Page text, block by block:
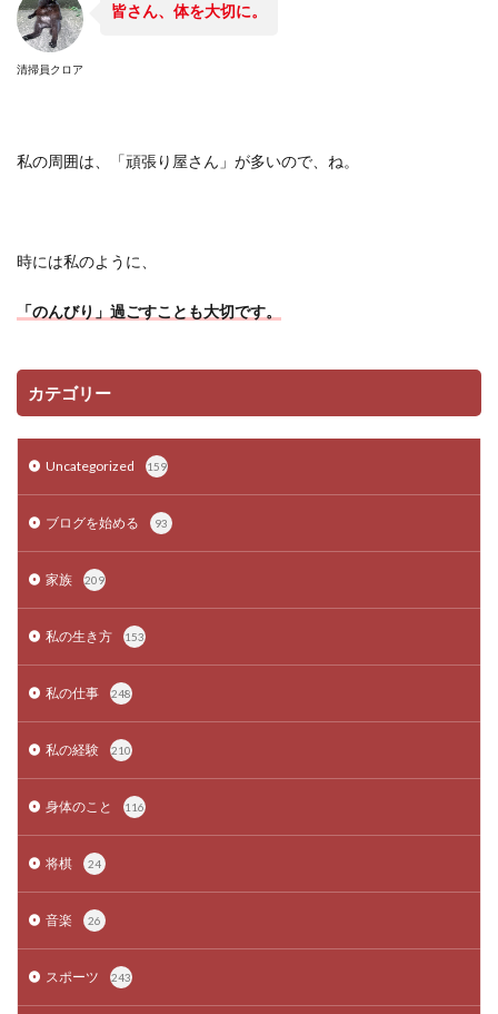
清掃員クロア
皆さん、体を大切に。
私の周囲は、「頑張り屋さん」が多いので、ね。
時には私のように、
「のんびり」過ごすことも大切です。
カテゴリー
Uncategorized 159
ブログを始める 93
家族 209
私の生き方 153
私の仕事 248
私の経験 210
身体のこと 116
将棋 24
音楽 26
スポーツ 243